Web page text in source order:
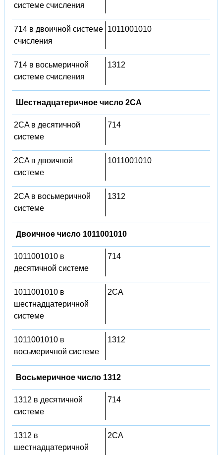
системе счисления
714 в двоичной системе
счисления
1011001010
714 в восьмеричной
системе счисления
1312
Шестнадцатеричное число 2CA
2CA в десятичной
системе
714
2CA в двоичной
системе
1011001010
2CA в восьмеричной
системе
1312
Двоичное число 1011001010
1011001010 в
десятичной системе
714
1011001010 в
шестнадцатеричной
системе
2CA
1011001010 в
восьмеричной системе
1312
Восьмеричное число 1312
1312 в десятичной
системе
714
1312 в
шестнадцатеричной
2CA